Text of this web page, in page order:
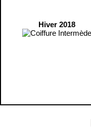
Hiver 2018